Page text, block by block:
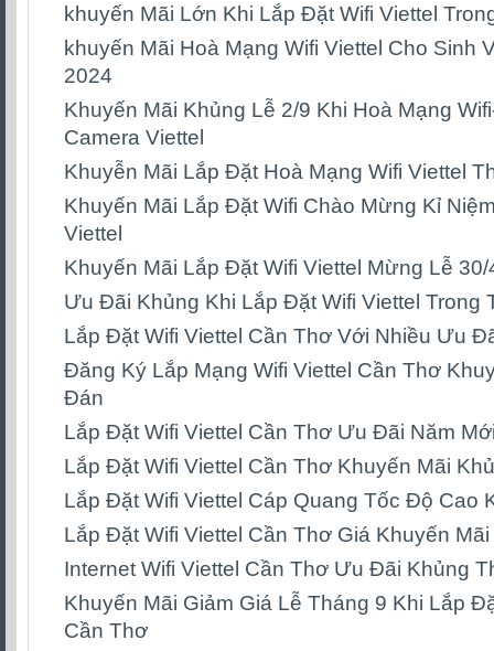
khuyến Mãi Lớn Khi Lắp Đặt Wifi Viettel
khuyến Mãi Hoà Mạng Wifi Viettel Cho Sinh
2024
Khuyến Mãi Khủng Lễ 2/9 Khi Hoà Mạng
Camera Viettel
Khuyễn Mãi Lắp Đặt Hoà Mạng Wifi Viettel
Khuyến Mãi Lắp Đặt Wifi Chào Mừng Kỉ
Viettel
Khuyến Mãi Lắp Đặt Wifi Viettel Mừng Lễ 30/
Ưu Đãi Khủng Khi Lắp Đặt Wifi Viettel Trong
Lắp Đặt Wifi Viettel Cần Thơ Với Nhiều Ưu
Đăng Ký Lắp Mạng Wifi Viettel Cần Thơ
Đán
Lắp Đặt Wifi Viettel Cần Thơ Ưu Đãi Năm
Lắp Đặt Wifi Viettel Cần Thơ Khuyến Mãi
Lắp Đặt Wifi Viettel Cáp Quang Tốc Độ Cao
Lắp Đặt Wifi Viettel Cần Thơ Giá Khuyến
Internet Wifi Viettel Cần Thơ Ưu Đãi Khủng
Khuyến Mãi Giảm Giá Lễ Tháng 9 Khi Lắp
Cần Thơ